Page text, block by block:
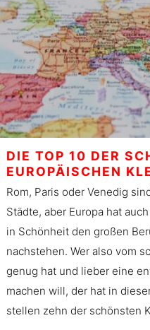
DIE TOP 10 DER
EUROPÄISCHEN
Rom, Paris oder Venedig
Städte, aber Europa hat
in Schönheit den großen
nachstehen. Wer also vom
genug hat und lieber eine
machen will, der hat in
stellen zehn der schönsten